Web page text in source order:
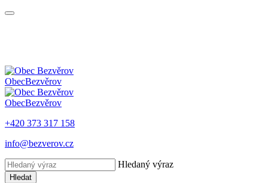
ObecBezvěrov
ObecBezvěrov
+420 373 317 158
info@bezverov.cz
Hledaný výraz
Hledat